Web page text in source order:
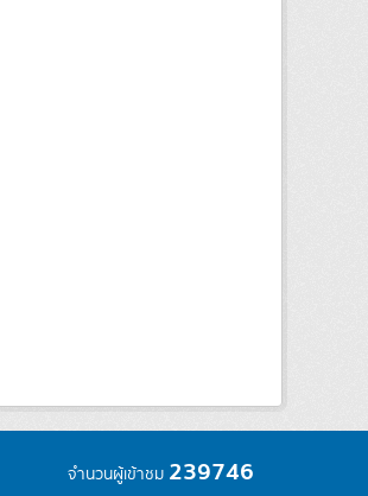
จำนวนผู้เข้าชม 239746